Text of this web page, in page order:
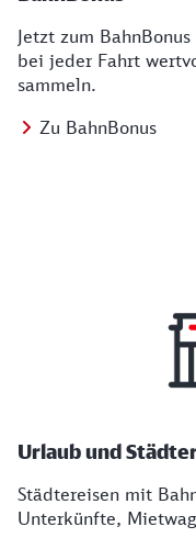
Jetzt zum
bei jeder Fahrt
sammeln.
Zu BahnBonus
Urlaub und
Städtereisen mit
Unterkünfte,